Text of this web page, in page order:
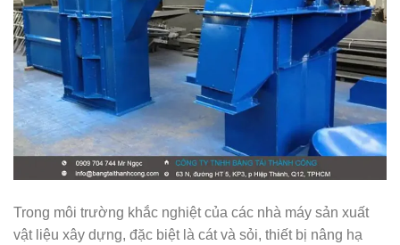
Trong môi trường khắc nghiệt của các nhà máy sản xuất
vật liệu xây dựng, đặc biệt là cát và sỏi, thiết bị nâng hạ